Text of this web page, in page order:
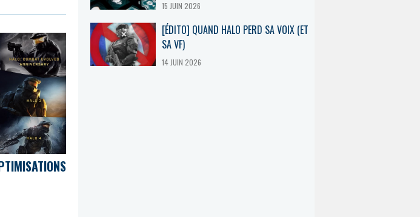
15 JUIN 2026
[ÉDITO] QUAND HALO PERD SA VOIX (ET
SA VF)
14 JUIN 2026